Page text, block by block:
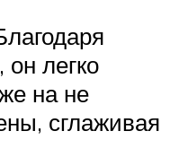
он легко
на не
сглаживая